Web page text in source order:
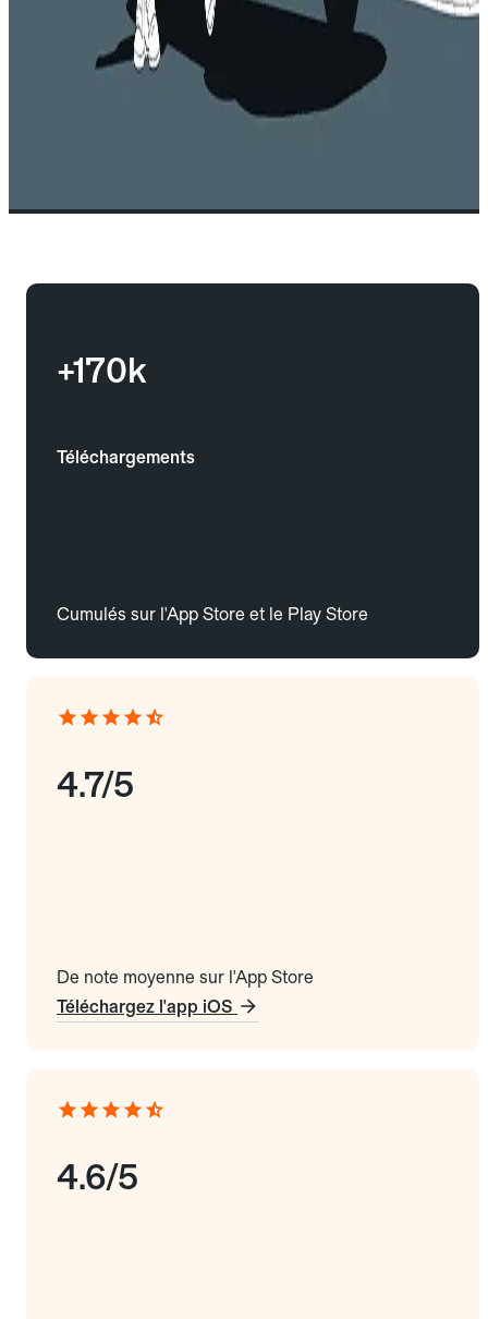
+170k
Téléchargements
Cumulés sur l'App Store et le Play Store
4.7/5
De note moyenne sur l'App Store
Téléchargez l'app iOS
4.6/5